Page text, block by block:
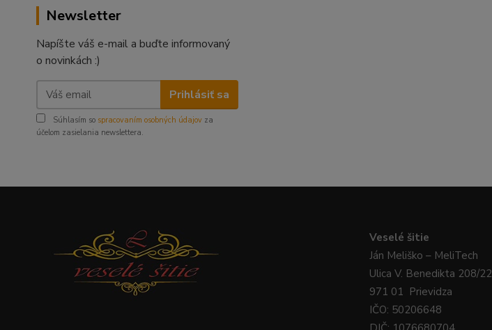
Newsletter
Napíšte váš e-mail a buďte informovaný
o novinkách :)
Prihlásiť sa
Súhlasím so spracovaním osobných údajov za
účelom zasielania newslettera.
Veselé šitie
Ján Meliško – MeliTech
Ulica V. Benedikta 208/22
971 01 Prievidza
IČO: 50206648